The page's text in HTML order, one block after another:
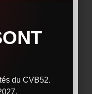
du CVB52.